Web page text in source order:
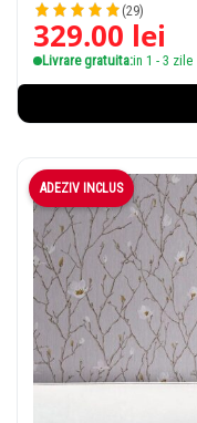
(29)
329.00 lei
Livrare gratuita:in 1 - 3 zile
ADEZIV INCLUS